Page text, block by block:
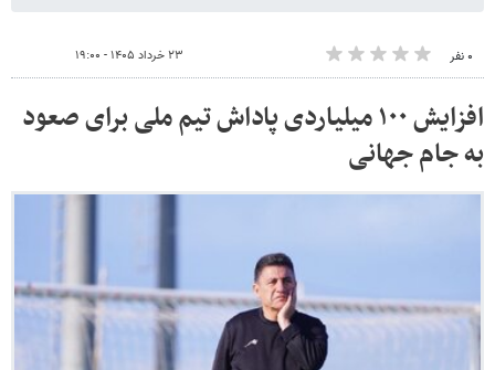
۰ نفر ۲۳ خرداد ۱۴۰۵ - ۱۹:۰۰
افزایش ۱۰۰ میلیاردی پاداش تیم ملی برای صعود
به جام جهانی